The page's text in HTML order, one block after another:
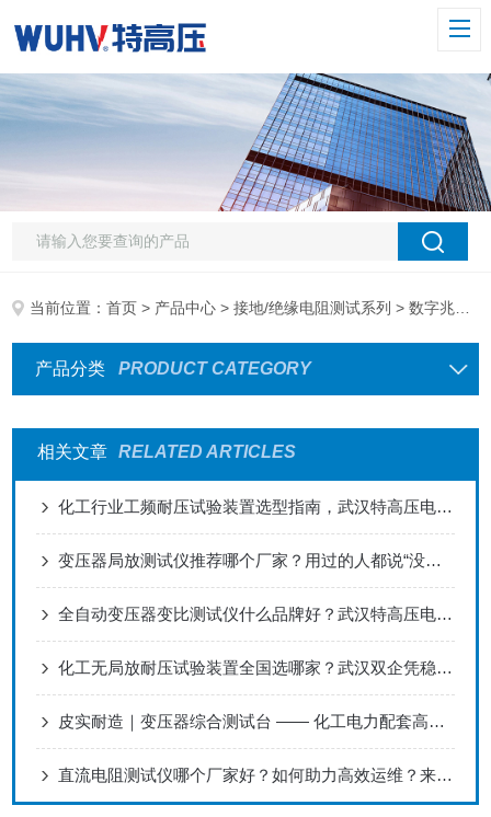
当前位置：首页 > 产品中心 >接地/绝缘电阻测试系列 > 数字兆欧表
产品分类 PRODUCT CATEGORY
相关文章 RELATED ARTICLES
化工行业工频耐压试验装置选型指南，武汉特高压电力科技教你选对设备​
变压器局放测试仪推荐哪个厂家？用过的人都说“没想到这么稳”。
全自动变压器变比测试仪什么品牌好？武汉特高压电力科技获用户广泛认可
化工无局放耐压试验装置全国选哪家？武汉双企凭稳准适配赢口碑
皮实耐造｜变压器综合测试台 —— 化工电力配套高压试验仪器 现货供应
直流电阻测试仪哪个厂家好？如何助力高效运维？来自武汉特高压的案例分析